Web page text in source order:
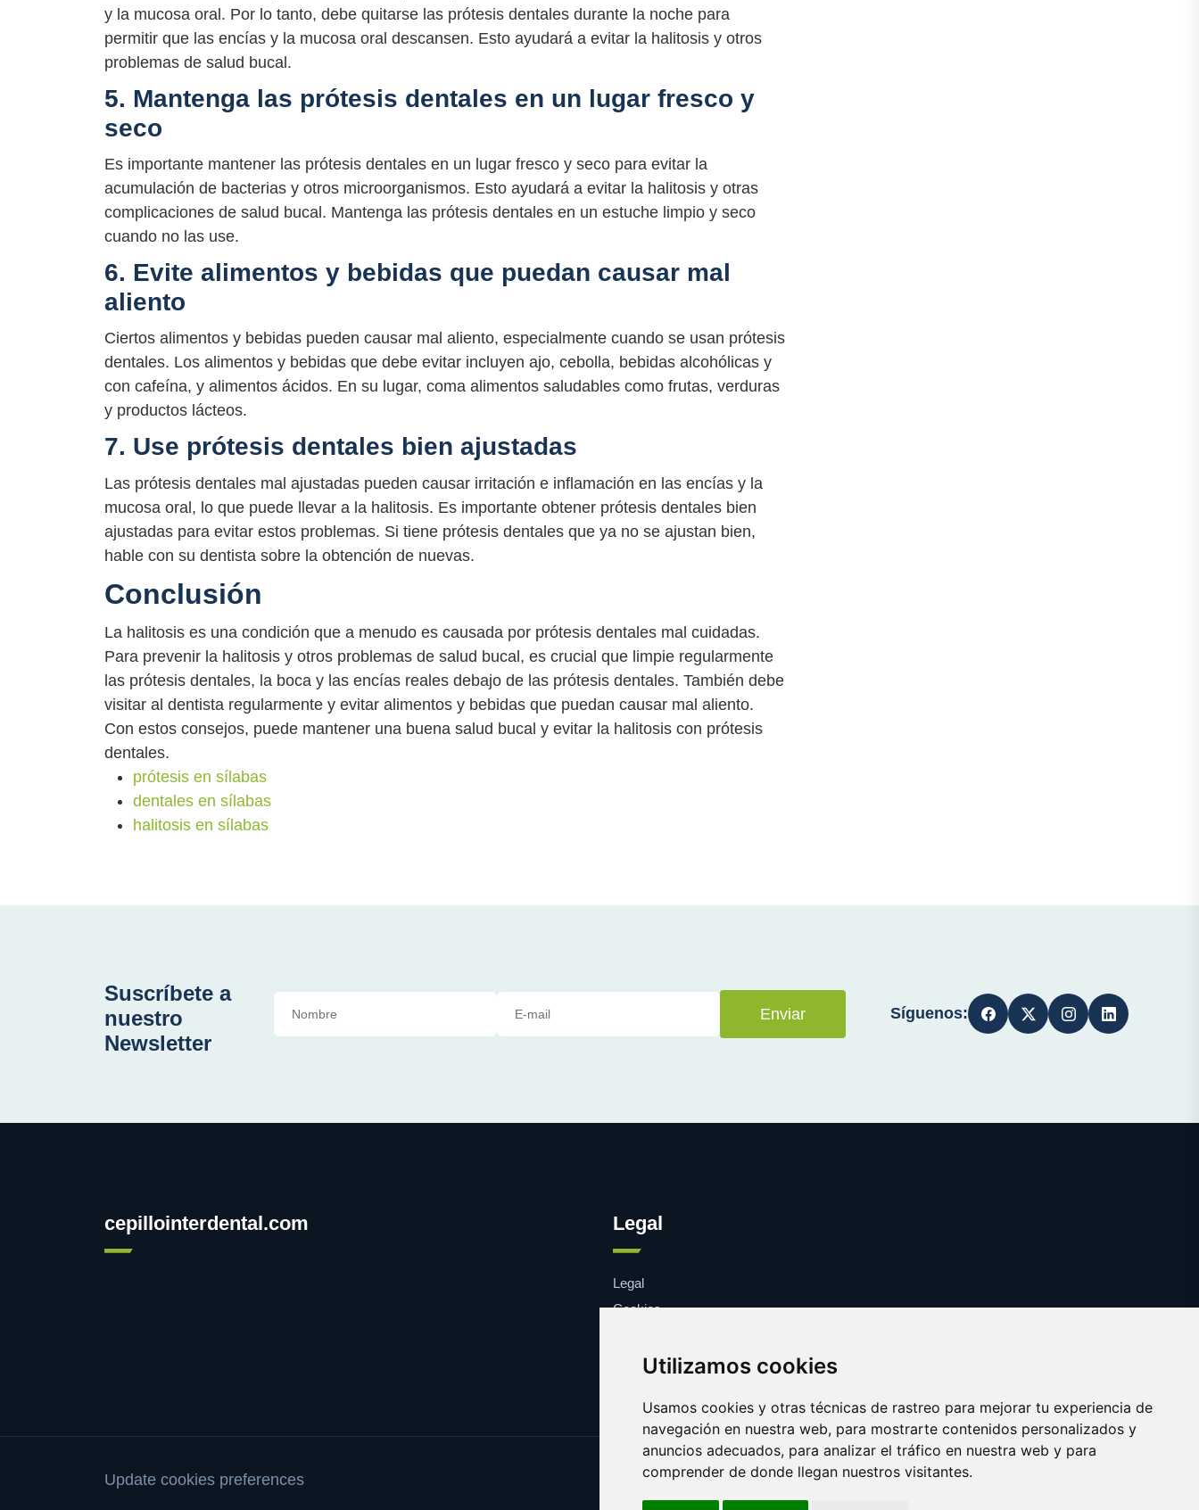
Utilizamos cookies
Usamos cookies y otras técnicas de rastreo para mejorar tu experiencia de
navegación en nuestra web, para mostrarte contenidos personalizados y
anuncios adecuados, para analizar el tráfico en nuestra web y para
comprender de donde llegan nuestros visitantes.
y la mucosa oral. Por lo tanto, debe quitarse las prótesis dentales durante la noche para
permitir que las encías y la mucosa oral descansen. Esto ayudará a evitar la halitosis y otros
problemas de salud bucal.
5. Mantenga las prótesis dentales en un lugar fresco y
seco
Es importante mantener las prótesis dentales en un lugar fresco y seco para evitar la
acumulación de bacterias y otros microorganismos. Esto ayudará a evitar la halitosis y otras
complicaciones de salud bucal. Mantenga las prótesis dentales en un estuche limpio y seco
cuando no las use.
6. Evite alimentos y bebidas que puedan causar mal
aliento
Ciertos alimentos y bebidas pueden causar mal aliento, especialmente cuando se usan prótesis
dentales. Los alimentos y bebidas que debe evitar incluyen ajo, cebolla, bebidas alcohólicas y
con cafeína, y alimentos ácidos. En su lugar, coma alimentos saludables como frutas, verduras
y productos lácteos.
7. Use prótesis dentales bien ajustadas
Las prótesis dentales mal ajustadas pueden causar irritación e inflamación en las encías y la
mucosa oral, lo que puede llevar a la halitosis. Es importante obtener prótesis dentales bien
ajustadas para evitar estos problemas. Si tiene prótesis dentales que ya no se ajustan bien,
hable con su dentista sobre la obtención de nuevas.
Conclusión
La halitosis es una condición que a menudo es causada por prótesis dentales mal cuidadas.
Para prevenir la halitosis y otros problemas de salud bucal, es crucial que limpie regularmente
las prótesis dentales, la boca y las encías reales debajo de las prótesis dentales. También debe
visitar al dentista regularmente y evitar alimentos y bebidas que puedan causar mal aliento.
Con estos consejos, puede mantener una buena salud bucal y evitar la halitosis con prótesis
dentales.
prótesis en sílabas
dentales en sílabas
halitosis en sílabas
Suscríbete a
nuestro
Newsletter
Enviar Síguenos:
cepillointerdental.com Legal
Legal
Cookies
Update cookies preferences
Copyright © 2025